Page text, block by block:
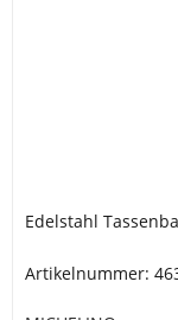
Edelstahl
Artikelnummer: